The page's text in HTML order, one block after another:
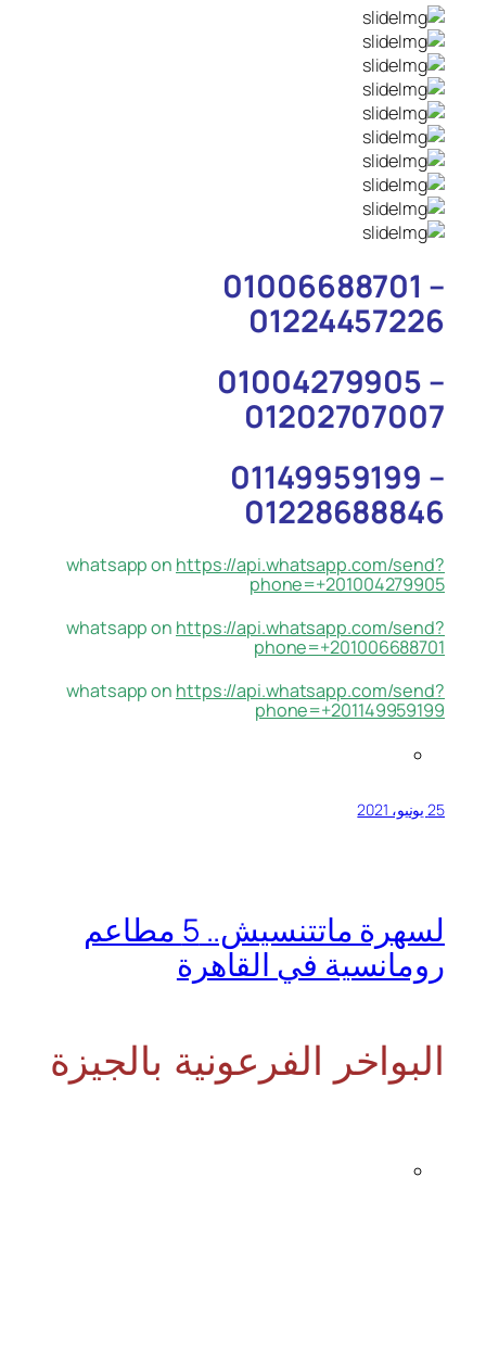
01006688701 –
01224457226
01004279905 –
01202707007
01149959199 –
01228688846
whatsapp on https://api.whatsapp.com/send?
phone=+201004279905
whatsapp on https://api.whatsapp.com/send?
phone=+201006688701
whatsapp on https://api.whatsapp.com/send?
phone=+201149959199
25 يونيو، 2021
لسهرة ماتتنسيش.. 5 مطاعم
رومانسية في القاهرة
البواخر الفرعونية بالجيزة